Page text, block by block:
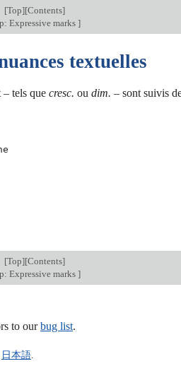
[Top][Contents]
Expressive marks]
textuelles
– tels que cresc. ou dim. – sont suivis
[Top][Contents]
Expressive marks]
to ourbug list.
日本語.